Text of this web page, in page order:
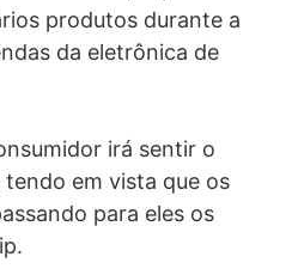
produtos durante a
da eletrônica de
irá sentir o
em vista que os
para eles os